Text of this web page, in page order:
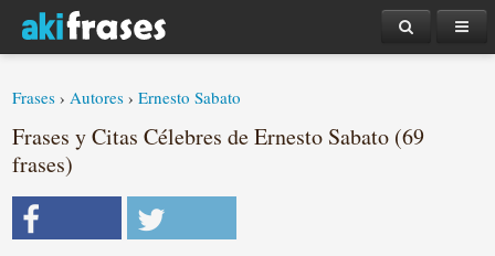
Frases ›Autores ›Ernesto Sabato
Frases y Citas Célebres de Ernesto Sabato (69
frases)